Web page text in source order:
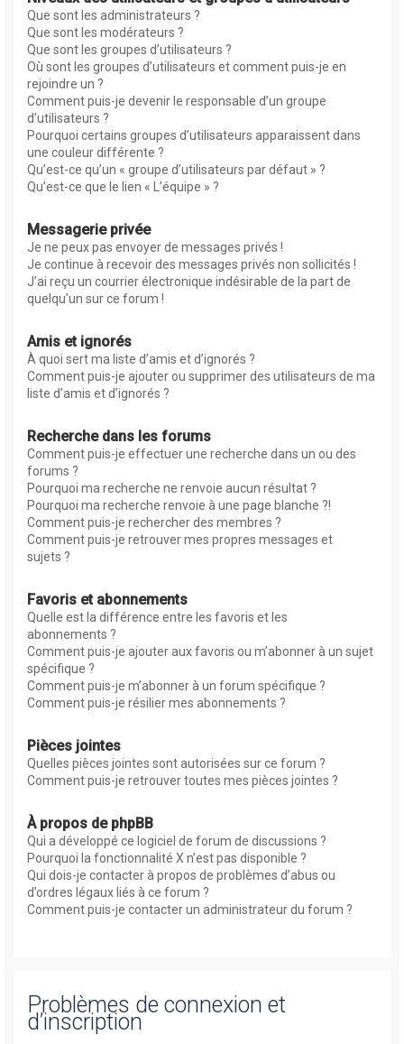
Que sont les administrateurs ?
Que sont les modérateurs ?
Que sont les groupes d’utilisateurs ?
Où sont les groupes d’utilisateurs et comment puis-je en
rejoindre un ?
Comment puis-je devenir le responsable d’un groupe
d’utilisateurs ?
Pourquoi certains groupes d’utilisateurs apparaissent dans
une couleur différente ?
Qu’est-ce qu’un « groupe d’utilisateurs par défaut » ?
Qu’est-ce que le lien « L’équipe » ?
Messagerie privée
Je ne peux pas envoyer de messages privés !
Je continue à recevoir des messages privés non sollicités !
J’ai reçu un courrier électronique indésirable de la part de
quelqu’un sur ce forum !
Amis et ignorés
À quoi sert ma liste d’amis et d’ignorés ?
Comment puis-je ajouter ou supprimer des utilisateurs de ma
liste d’amis et d’ignorés ?
Recherche dans les forums
Comment puis-je effectuer une recherche dans un ou des
forums ?
Pourquoi ma recherche ne renvoie aucun résultat ?
Pourquoi ma recherche renvoie à une page blanche ?!
Comment puis-je rechercher des membres ?
Comment puis-je retrouver mes propres messages et
sujets ?
Favoris et abonnements
Quelle est la différence entre les favoris et les
abonnements ?
Comment puis-je ajouter aux favoris ou m’abonner à un sujet
spécifique ?
Comment puis-je m’abonner à un forum spécifique ?
Comment puis-je résilier mes abonnements ?
Pièces jointes
Quelles pièces jointes sont autorisées sur ce forum ?
Comment puis-je retrouver toutes mes pièces jointes ?
À propos de phpBB
Qui a développé ce logiciel de forum de discussions ?
Pourquoi la fonctionnalité X n’est pas disponible ?
Qui dois-je contacter à propos de problèmes d’abus ou
d’ordres légaux liés à ce forum ?
Comment puis-je contacter un administrateur du forum ?
Problèmes de connexion et
d’inscription